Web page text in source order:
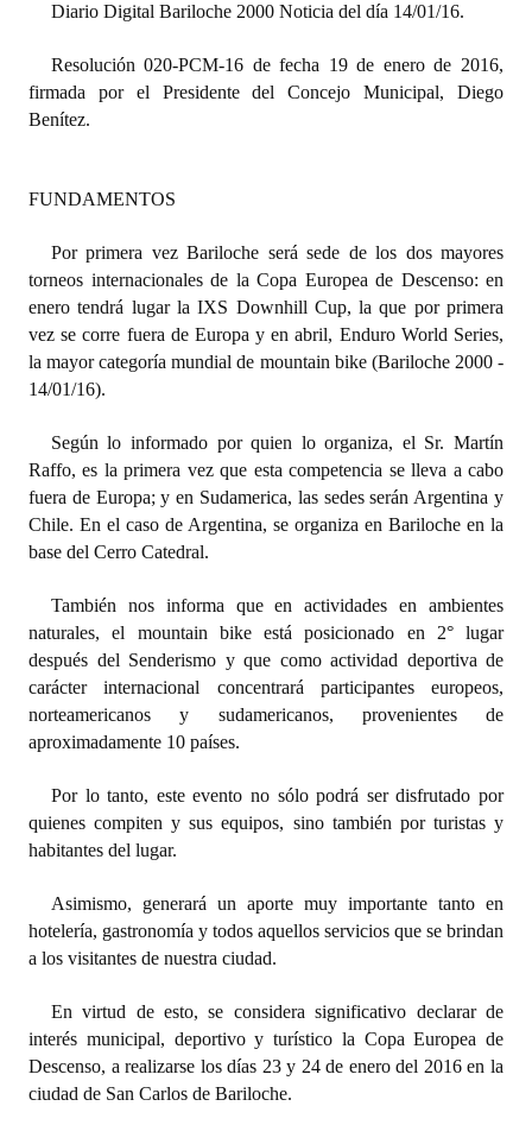
Dictámenes Asesoría Letrada
Actas de Sesión
Actas de Audiencias Públicas
NORMATIVA
Comunicaciones
Declaraciones
Resoluciones
Resoluciones de Presidencia
Antiguos Pobladores
Noticias Destacadas
Registros y Distinciones
Premio al Mérito - Registro
Mujeres que Dejaron Huellas - Registro
Ciudadano Ilustre - Registro
Banca del Vecino - Registro
Diario Digital Bariloche 2000 Noticia del día 14/01/16.
Resolución 020-PCM-16 de fecha 19 de enero de 2016,
firmada por el Presidente del Concejo Municipal, Diego
Benítez.
FUNDAMENTOS
Por primera vez Bariloche será sede de los dos mayores
torneos internacionales de la Copa Europea de Descenso: en
enero tendrá lugar la IXS Downhill Cup, la que por primera
vez se corre fuera de Europa y en abril, Enduro World Series,
la mayor categoría mundial de mountain bike (Bariloche 2000 -
14/01/16).
Según lo informado por quien lo organiza, el Sr. Martín
Raffo, es la primera vez que esta competencia se lleva a cabo
fuera de Europa; y en Sudamerica, las sedes serán Argentina y
Chile. En el caso de Argentina, se organiza en Bariloche en la
base del Cerro Catedral.
También nos informa que en actividades en ambientes
naturales, el mountain bike está posicionado en 2° lugar
después del Senderismo y que como actividad deportiva de
carácter internacional concentrará participantes europeos,
norteamericanos y sudamericanos, provenientes de
aproximadamente 10 países.
Por lo tanto, este evento no sólo podrá ser disfrutado por
quienes compiten y sus equipos, sino también por turistas y
habitantes del lugar.
Asimismo, generará un aporte muy importante tanto en
hotelería, gastronomía y todos aquellos servicios que se brindan
a los visitantes de nuestra ciudad.
En virtud de esto, se considera significativo declarar de
interés municipal, deportivo y turístico la Copa Europea de
Descenso, a realizarse los días 23 y 24 de enero del 2016 en la
ciudad de San Carlos de Bariloche.